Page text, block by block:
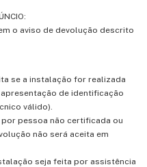
o aviso de devolução descrito
se a instalação for realizada
apresentação de identificação
válido).
pessoa não certificada ou
não será aceita em
seja feita por assistência